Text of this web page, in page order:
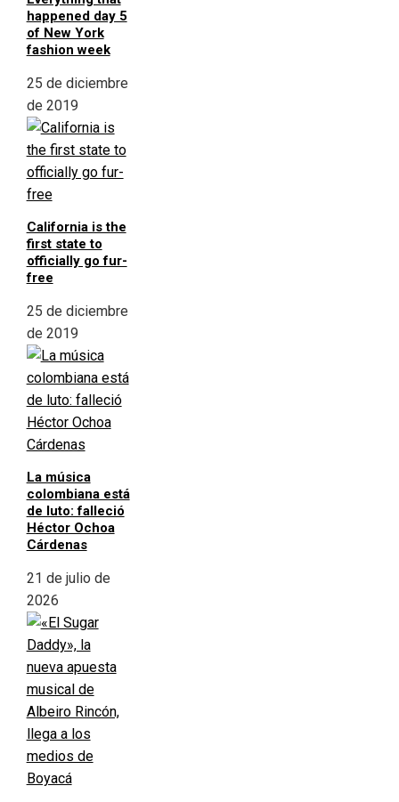
happened day 5
of New York
fashion week
25 de diciembre
de 2019
California is the
first state to
officially go fur-
free
25 de diciembre
de 2019
La música
colombiana está
de luto: falleció
Héctor Ochoa
Cárdenas
21 de julio de
2026